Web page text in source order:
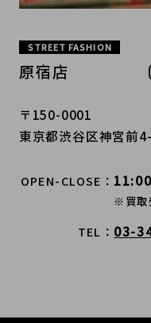
STREET FASHION
原宿店
〒150-0001
東京都渋谷区神宮前
OPEN-CLOSE
※買取
TEL 03-